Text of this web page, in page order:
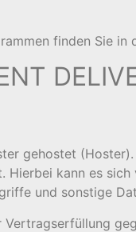
finden Sie in
gehostet
kann es
und sonstige